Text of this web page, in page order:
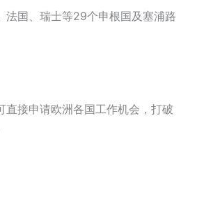
法国、瑞士等29个申根国及塞浦路
直接申请欧洲各国工作机会，打破